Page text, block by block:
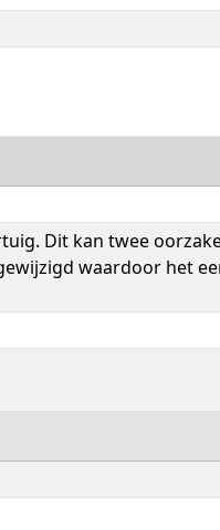
Dit kan twee
waardoor het